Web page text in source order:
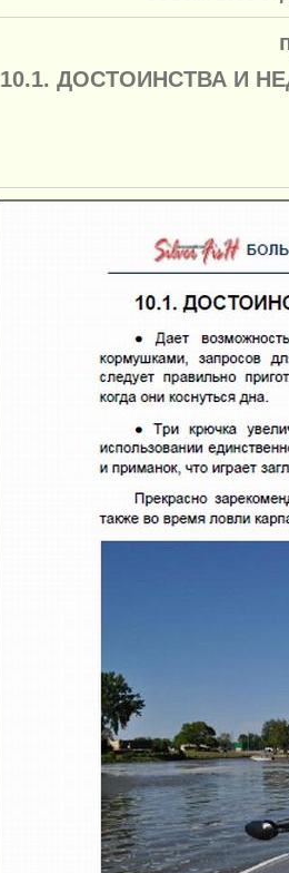
10.1. ДОСТОИНСТВА И